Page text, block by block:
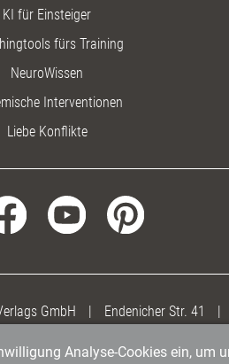
KI für Einsteiger
fürs Training
NeuroWissen
Interventionen
Liebe Konflikte
GmbH | Endenicher Str. 41 |
Analyse-Cookies ein, um